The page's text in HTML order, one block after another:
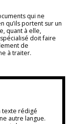
qui ne
qu’ils portent sur un
quant à elle,
doit faire
de
à traiter.
texte rédigé
autre langue.